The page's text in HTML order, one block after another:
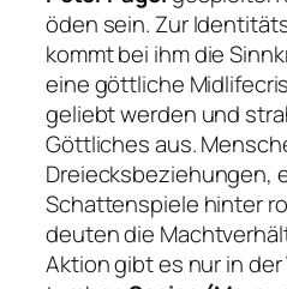
öden sein. Zur
kommt bei ihm die
eine göttliche
geliebt werden und
Göttliches aus.
Dreiecksbeziehungen,
Schattenspiele hinter
deuten die
Aktion gibt es nur in